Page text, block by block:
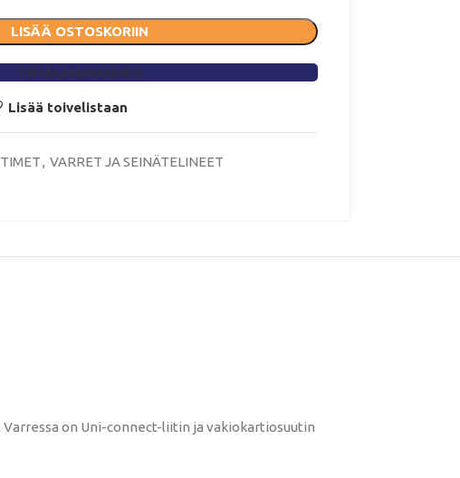
LISÄÄ OSTOSKORIIN
TÄYTÄ LAINAHAKEMUS
Lisää toivelistaan
, VARRET JA SEINÄTELINEET
on Uni-connect-liitin ja vakiokartiosuutin